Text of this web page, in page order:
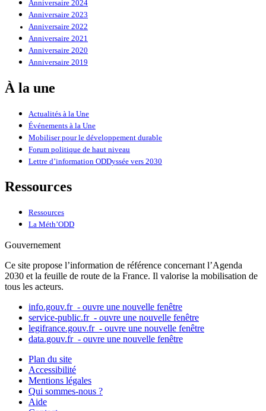
Anniversaire 2024
Anniversaire 2023
Anniversaire 2022
Anniversaire 2021
Anniversaire 2020
Anniversaire 2019
À la une
Actualités à la Une
Événements à la Une
Mobiliser pour le développement durable
Forum politique de haut niveau
Lettre d’information ODDyssée vers 2030
Ressources
Ressources
La Méth’ODD
Gouvernement
Ce site propose l’information de référence concernant l’Agenda
2030 et la feuille de route de la France. Il valorise la mobilisation de
tous les acteurs.
info.gouv.fr - ouvre une nouvelle fenêtre
service-public.fr - ouvre une nouvelle fenêtre
legifrance.gouv.fr - ouvre une nouvelle fenêtre
data.gouv.fr - ouvre une nouvelle fenêtre
Plan du site
Accessibilité
Mentions légales
Qui sommes-nous ?
Aide